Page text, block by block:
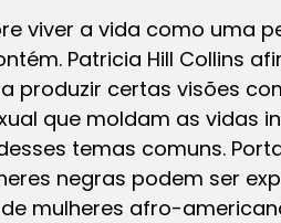
viver a vida como uma
Patricia Hill Collins
produzir certas visões
que moldam as vidas
temas comuns.
negras podem ser
mulheres afro-